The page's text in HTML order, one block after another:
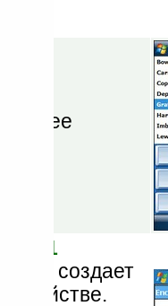
v1.1
создает